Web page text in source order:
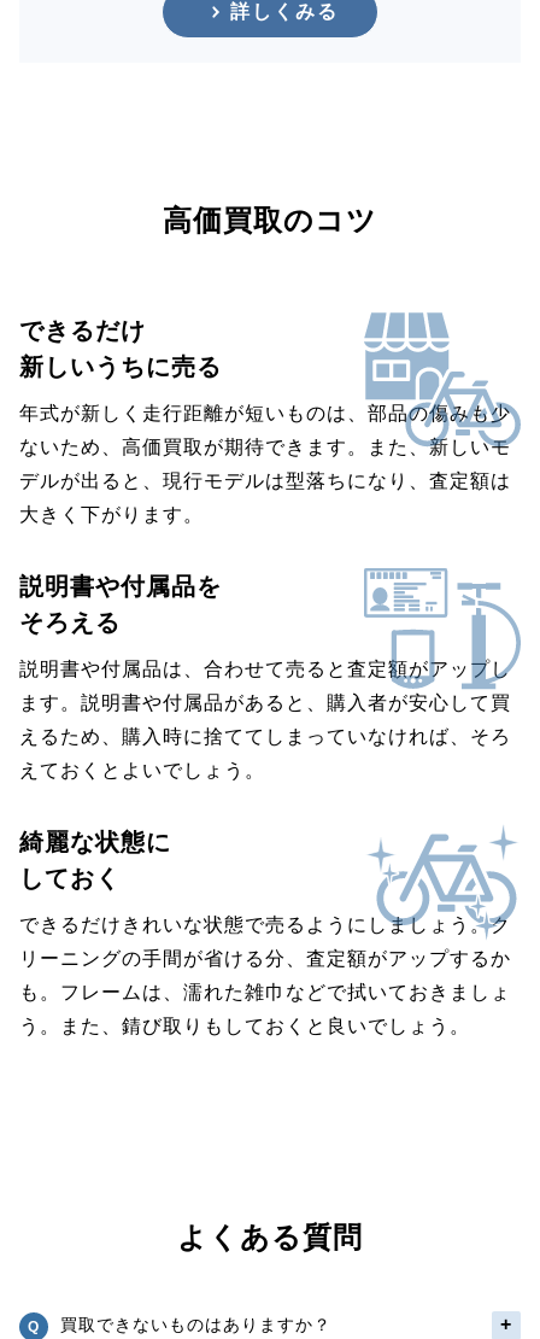
詳しくみる
高価買取のコツ
できるだけ
新しいうちに売る
年式が新しく走行距離が短いものは、部品の傷みも少
ないため、高価買取が期待できます。また、新しいモ
デルが出ると、現行モデルは型落ちになり、査定額は
大きく下がります。
説明書や付属品を
そろえる
説明書や付属品は、合わせて売ると査定額がアップし
ます。説明書や付属品があると、購入者が安心して買
えるため、購入時に捨ててしまっていなければ、そろ
えておくとよいでしょう。
綺麗な状態に
しておく
できるだけきれいな状態で売るようにしましょう。ク
リーニングの手間が省ける分、査定額がアップするか
も。フレームは、濡れた雑巾などで拭いておきましょ
う。また、錆び取りもしておくと良いでしょう。
よくある質問
買取できないものはありますか？